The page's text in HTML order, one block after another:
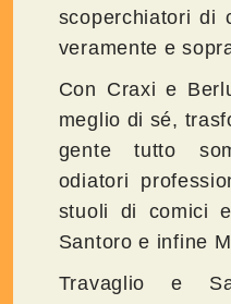
scoperchiatori di
veramente e
Con Craxi e
meglio di sé,
gente tutto
odiatori
stuoli di comici
Santoro e infine
Travaglio e